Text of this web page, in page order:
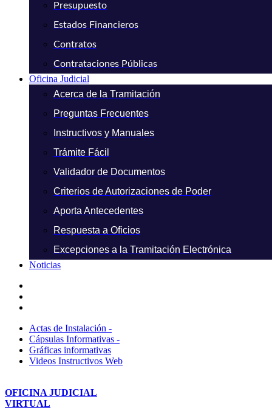
Presupuesto
Estados Financieros
Contratos
Contrataciones Públicas
Oficina Judicial
Acerca de la Tramitación
Preguntas Frecuentes
Instructivos y Manuales
Trámite Fácil
Validador de Documentos
Criterios de Autorizaciones de Poder
Aporta Antecedentes
Respuesta a Oficios
Excepciones a la Tramitación Electrónica
Noticias
Actas de Instalación -
Cápsulas Informativas -
Gráficas informativas
Videos Instructivos Web
OFICINA JUDICIAL
VIRTUAL